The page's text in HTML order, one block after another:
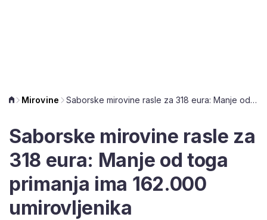
Mirovine Saborske mirovine rasle za 318 eura: Manje od toga primanja ima 162.000 umirovljenika
Saborske mirovine rasle za
318 eura: Manje od toga
primanja ima 162.000
umirovljenika